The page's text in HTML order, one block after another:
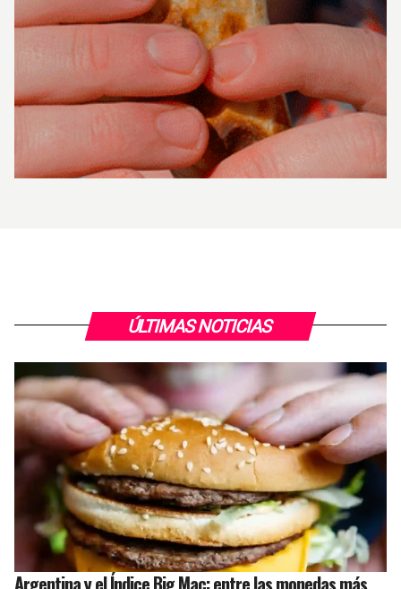
ÚLTIMAS NOTICIAS
Argentina y el Índice Big Mac: entre las monedas más